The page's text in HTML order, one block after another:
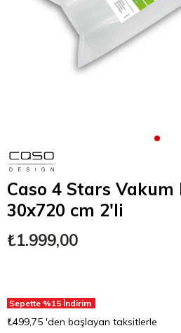
Caso 4 Stars Vakum
30x720 cm 2'li
₺1.999,00
Sepette %15 İndirim
₺499,75 'den başlayan taksitlerle